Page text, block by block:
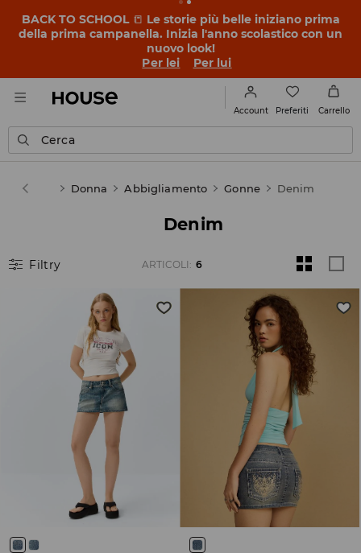
BACK TO SCHOOL 📒 Le storie più belle iniziano prima
della prima campanella. Inizia l'anno scolastico con un
nuovo look!
Per lei
Per lui
Account Preferiti Carrello
Cerca
House Donna Abbigliamento Gonne Denim
Denim
Filtry ARTICOLI : 6